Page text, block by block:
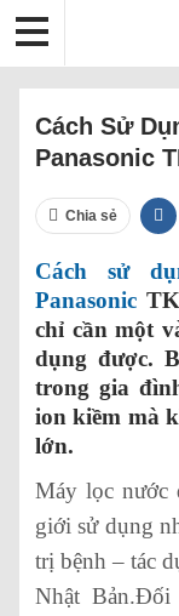
Cách Sử
Panasonic
Chia sẻ
Cách sử
Panasonic
chỉ cần một
dụng được.
trong gia
ion kiềm mà
lớn.
Máy lọc nước
giới sử dụng
trị bệnh – tác
Nhật